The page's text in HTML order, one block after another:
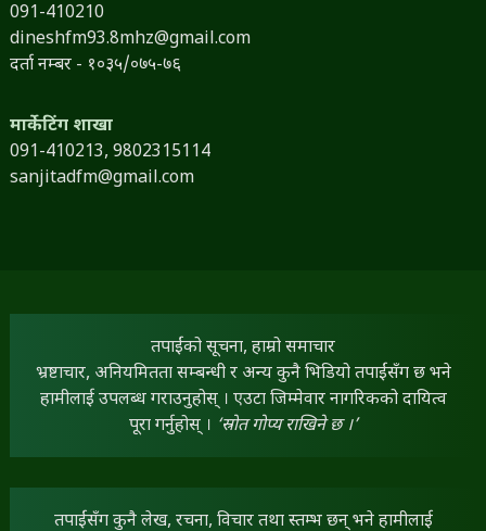
091-410210
dineshfm93.8mhz@gmail.com
दर्ता नम्बर - १०३५/०७५-७६
मार्केटिंग शाखा
091-410213, 9802315114
sanjitadfm@gmail.com
तपाईंको सूचना, हाम्रो समाचार
भ्रष्टाचार, अनियमितता सम्बन्धी र अन्य कुनै भिडियो तपाईंसँग छ भने
हामीलाई उपलब्ध गराउनुहोस् । एउटा जिम्मेवार नागरिकको दायित्व
पूरा गर्नुहोस् । ‘स्रोत गोप्य राखिने छ ।’
तपाईंसँग कुनै लेख, रचना, विचार तथा स्तम्भ छन् भने हामीलाई